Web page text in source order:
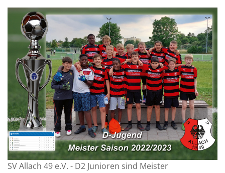
SV Allach 49 e.V. - D2 Junioren sind Meister